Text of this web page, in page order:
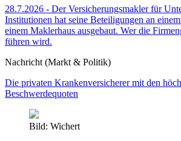
28.7.2026 - Der Versicherungsmakler für
Institutionen hat seine Beteiligungen an
einem Maklerhaus ausgebaut. Wer die
führen wird.
Nachricht (Markt & Politik)
Die privaten Krankenversicherer mit den
Beschwerdequoten
Bild: Wichert